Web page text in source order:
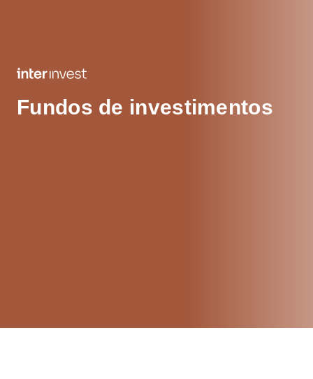
Fundos de investimentos